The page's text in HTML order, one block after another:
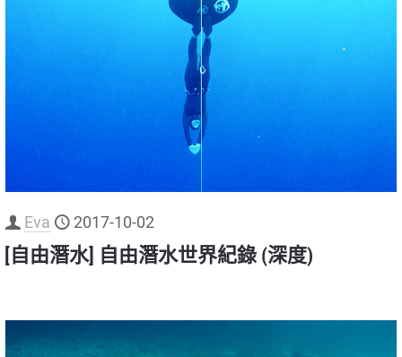
Eva 2017-10-02
[自由潛水] 自由潛水世界紀錄 (深度)